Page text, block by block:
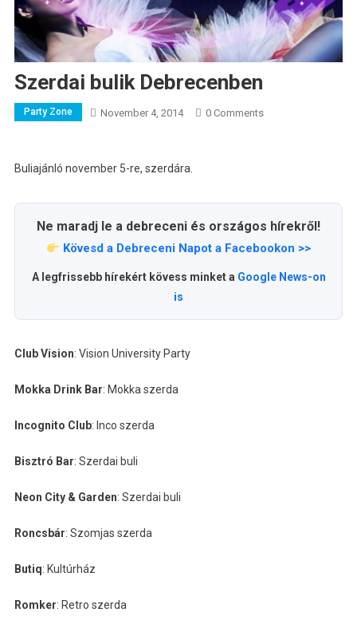
Szerdai bulik Debrecenben
Party Zone November 4, 2014 0 Comments
Buliajánló november 5-re, szerdára.
Ne maradj le a debreceni és országos hírekről!
Kövesd a Debreceni Napot a Facebookon >>
A legfrissebb hírekért kövess minket a Google News-on
is
Club Vision: Vision University Party
Mokka Drink Bar: Mokka szerda
Incognito Club: Inco szerda
Bisztró Bar: Szerdai buli
Neon City & Garden: Szerdai buli
Roncsbár: Szomjas szerda
Butiq: Kultúrház
Romker: Retro szerda